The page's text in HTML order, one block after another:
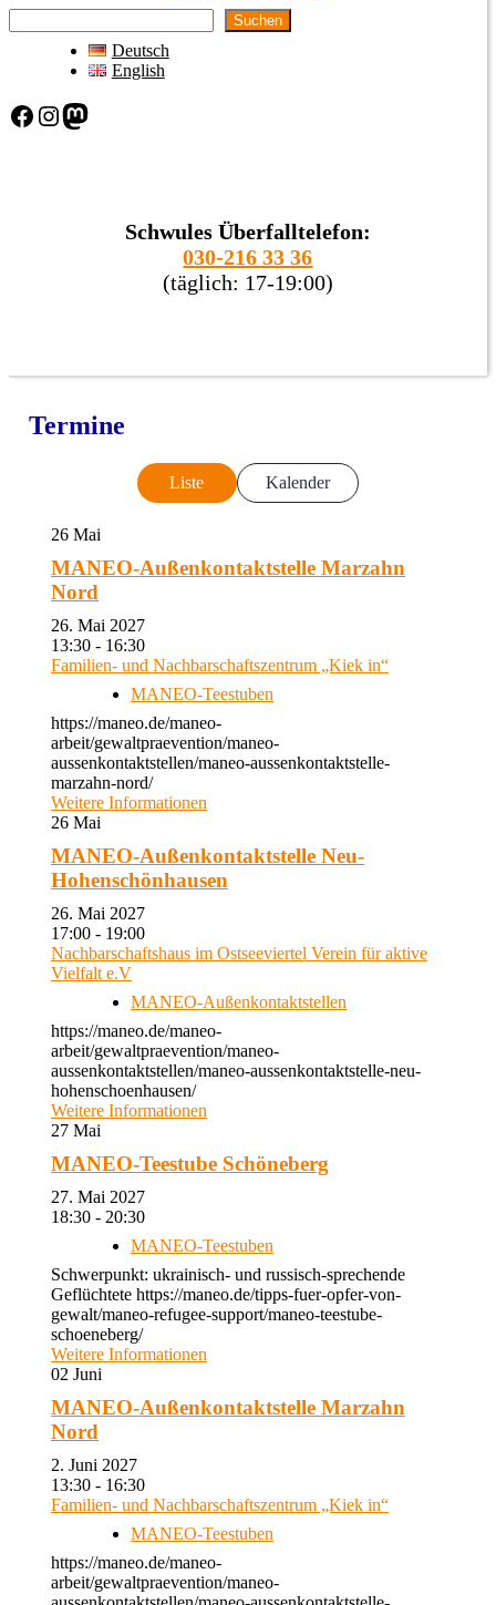
Suchen
Deutsch
English
Facebook Instagram Mastodon
Schwules Überfalltelefon:
030-216 33 36
(täglich: 17-19:00)
Termine
Liste Kalender
26 Mai
MANEO-Außenkontaktstelle Marzahn
Nord
26. Mai 2027
13:30 - 16:30
Familien- und Nachbarschaftszentrum „Kiek in“
MANEO-Teestuben
https://maneo.de/maneo-
arbeit/gewaltpraevention/maneo-
aussenkontaktstellen/maneo-aussenkontaktstelle-
marzahn-nord/
Weitere Informationen
26 Mai
MANEO-Außenkontaktstelle Neu-
Hohenschönhausen
26. Mai 2027
17:00 - 19:00
Nachbarschaftshaus im Ostseeviertel Verein für aktive
Vielfalt e.V
MANEO-Außenkontaktstellen
https://maneo.de/maneo-
arbeit/gewaltpraevention/maneo-
aussenkontaktstellen/maneo-aussenkontaktstelle-neu-
hohenschoenhausen/
Weitere Informationen
27 Mai
MANEO-Teestube Schöneberg
27. Mai 2027
18:30 - 20:30
MANEO-Teestuben
Schwerpunkt: ukrainisch- und russisch-sprechende
Geflüchtete https://maneo.de/tipps-fuer-opfer-von-
gewalt/maneo-refugee-support/maneo-teestube-
schoeneberg/
Weitere Informationen
02 Juni
MANEO-Außenkontaktstelle Marzahn
Nord
2. Juni 2027
13:30 - 16:30
Familien- und Nachbarschaftszentrum „Kiek in“
MANEO-Teestuben
https://maneo.de/maneo-
arbeit/gewaltpraevention/maneo-